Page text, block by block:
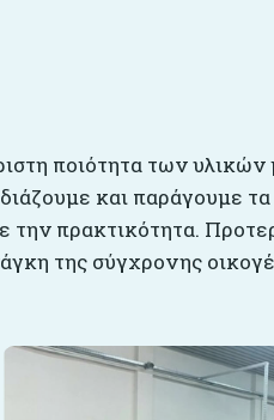
ποιότητα των
και παράγουμε
πρακτικότητα.
της σύγχρονης